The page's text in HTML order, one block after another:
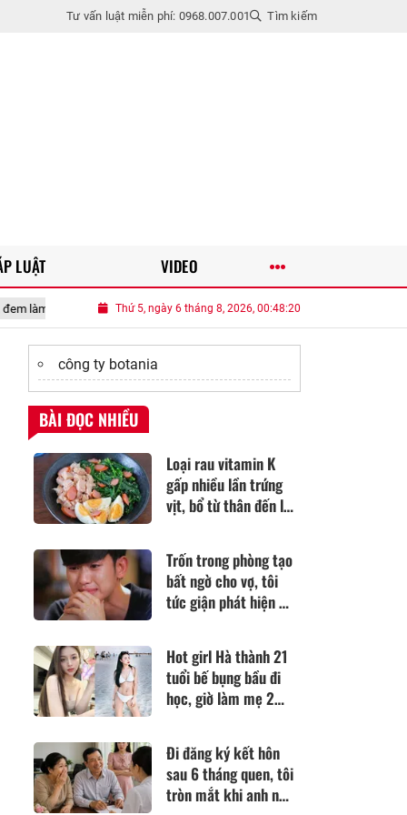
Tư vấn luật miễn phí: 0968.007.001 Tìm kiếm
món cực ngon mát ngày hè Trốn trong phòng tạo bất ngờ cho
Thứ 5, ngày 6 tháng 8, 2026, 00:48:21
LUẬT VIDEO
công ty botania
BÀI ĐỌC NHIỀU
Loại rau vitamin K
gấp nhiều lần trứng
vịt, bổ từ thân đến lá,
được món cực ngon
mát ngày hè
Trốn trong phòng tạo
bất ngờ cho vợ, tôi
tức giận phát hiện bí
giấu kín suốt 3 năm
Hot girl Hà thành 21
tuổi bế bụng bầu đi
học, giờ làm mẹ 2
chồng tặng miệt
vườn 900m2
Đi đăng ký kết hôn
sau 6 tháng quen, tôi
tròn mắt khi anh nói